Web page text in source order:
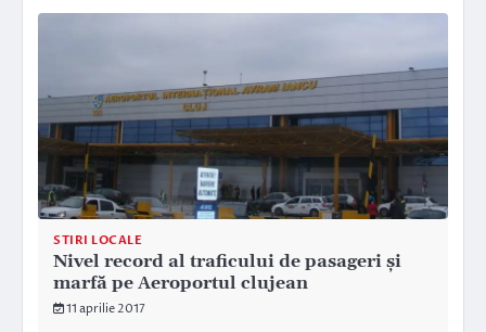
STIRI LOCALE
Nivel record al traficului de pasageri și
marfă pe Aeroportul clujean
11 aprilie 2017